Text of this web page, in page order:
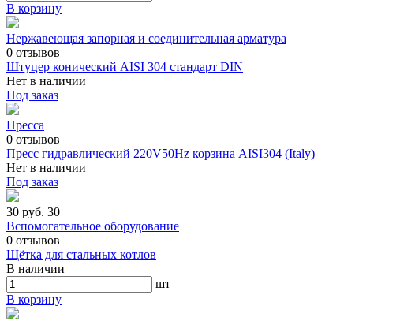
В корзину
Нержавеющая запорная и соединительная арматура
0 отзывов
Штуцер конический AISI 304 стандарт DIN
Нет в наличии
Под заказ
Пресса
0 отзывов
Пресс гидравлический 220V50Hz корзина AISI304 (Italy)
Нет в наличии
Под заказ
30 руб. 30
Вспомогательное оборудование
0 отзывов
Щётка для стальных котлов
В наличии
шт
В корзину